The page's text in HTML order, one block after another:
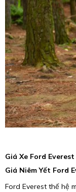
Giá Xe Ford
Giá Niêm Yết Ford
Ford Everest thế hệ